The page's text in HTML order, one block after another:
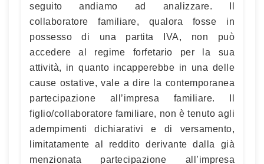
seguito andiamo ad analizzare. Il
collaboratore familiare, qualora fosse in
possesso di una partita IVA, non può
accedere al regime forfetario per la sua
attività, in quanto incapperebbe in una delle
cause ostative, vale a dire la contemporanea
partecipazione all’impresa familiare. Il
figlio/collaboratore familiare, non è tenuto agli
adempimenti dichiarativi e di versamento,
limitatamente al reddito derivante dalla già
menzionata partecipazione all’impresa